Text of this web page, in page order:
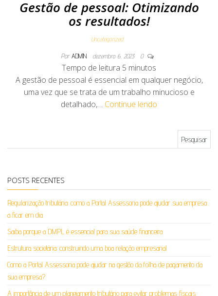
Gestão de pessoal: Otimizando
os resultados!
Uncategorized
Por ADMIN dezembro 6, 2023 0
Tempo de leitura 5 minutos
A gestão de pessoal é essencial em qualquer negócio,
uma vez que se trata de um trabalho minucioso e
detalhado,… Continue lendo
POSTS RECENTES
Regularização tributária: como a Portal Assessoria pode ajudar sua empresa
a ficar em dia
Saiba porque a DMPL é essencial para sua saúde financeira
Estrutura societária: construindo uma boa relação empresarial
Como a Portal Assessoria pode ajudar na gestão da folha de pagamento da
sua empresa?
A importância de um planejamento tributário para evitar problemas fiscais